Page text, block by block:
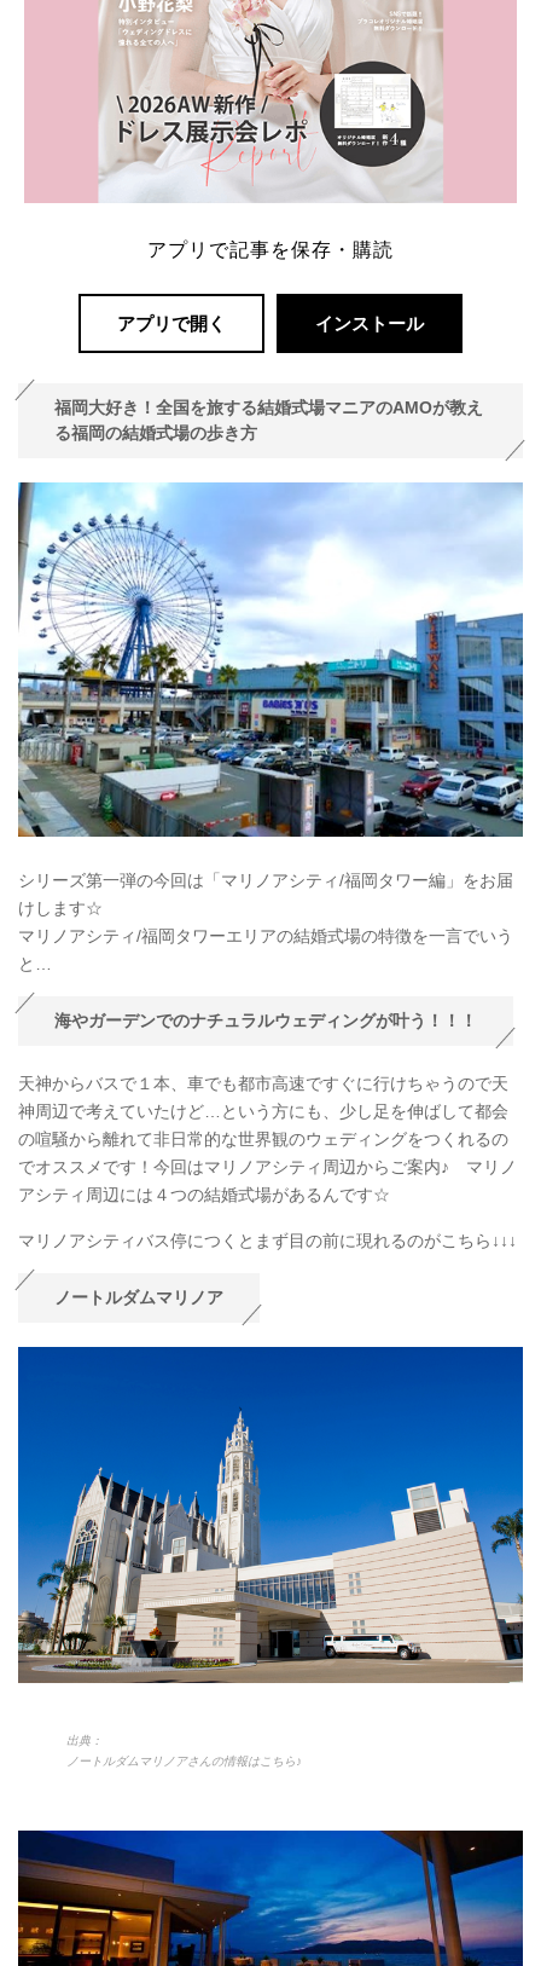
アプリで記事を保存・購読
アプリで開く インストール
福岡大好き！全国を旅する結婚式場マニアのAMOが教え
る福岡の結婚式場の歩き方
シリーズ第一弾の今回は「マリノアシティ/福岡タワー編」をお届
けします☆
マリノアシティ/福岡タワーエリアの結婚式場の特徴を一言でいう
と…
海やガーデンでのナチュラルウェディングが叶う！！！
天神からバスで１本、車でも都市高速ですぐに行けちゃうので天
神周辺で考えていたけど…という方にも、少し足を伸ばして都会
の喧騒から離れて非日常的な世界観のウェディングをつくれるの
でオススメです！今回はマリノアシティ周辺からご案内♪ マリノ
アシティ周辺には４つの結婚式場があるんです☆
マリノアシティバス停につくとまず目の前に現れるのがこちら↓↓↓
ノートルダムマリノア
出典：
ノートルダムマリノアさんの情報はこちら♪